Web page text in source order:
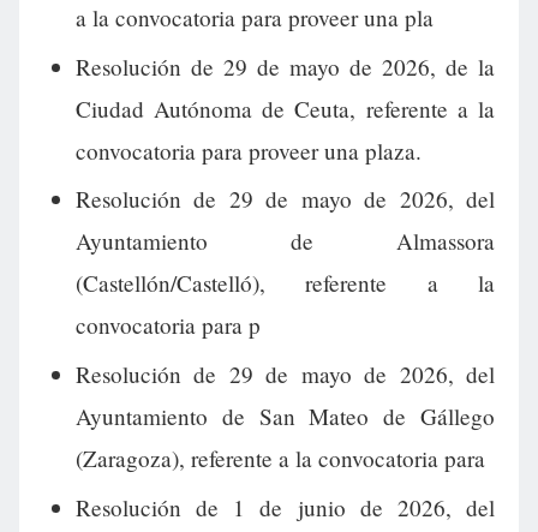
a la convocatoria para proveer una pla
Resolución de 29 de mayo de 2026, de la
Ciudad Autónoma de Ceuta, referente a la
convocatoria para proveer una plaza.
Resolución de 29 de mayo de 2026, del
Ayuntamiento de Almassora
(Castellón/Castelló), referente a la
convocatoria para p
Resolución de 29 de mayo de 2026, del
Ayuntamiento de San Mateo de Gállego
(Zaragoza), referente a la convocatoria para
Resolución de 1 de junio de 2026, del